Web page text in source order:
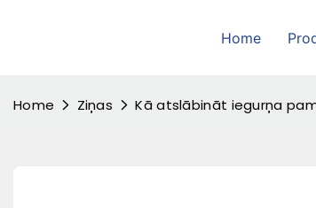
Home
Home Ziņas Kā atslābināt iegurņa